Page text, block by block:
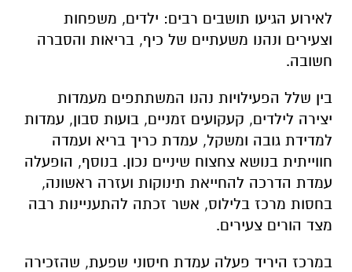
לאירוע הגיעו תושבים רבים: ילדים, משפחות
וצעירים ונהנו משעתיים של כיף, בריאות והסברה
חשובה.
בין שלל הפעילויות נהנו המשתתפים מעמדות
יצירה לילדים, קעקועים זמניים, בועות סבון, עמדות
למדידת גובה ומשקל, עמדת כריך בריא ועמדה
חווייתית בנושא צחצוח שיניים נכון. בנוסף, הופעלה
עמדת הדרכה להחייאת תינוקות ועזרה ראשונה,
בחסות מרכז בלילוס, אשר זכתה להתעניינות רבה
מצד הורים צעירים.
במרכז היריד פעלה עמדת חיסוני שפעת, שהזכירה